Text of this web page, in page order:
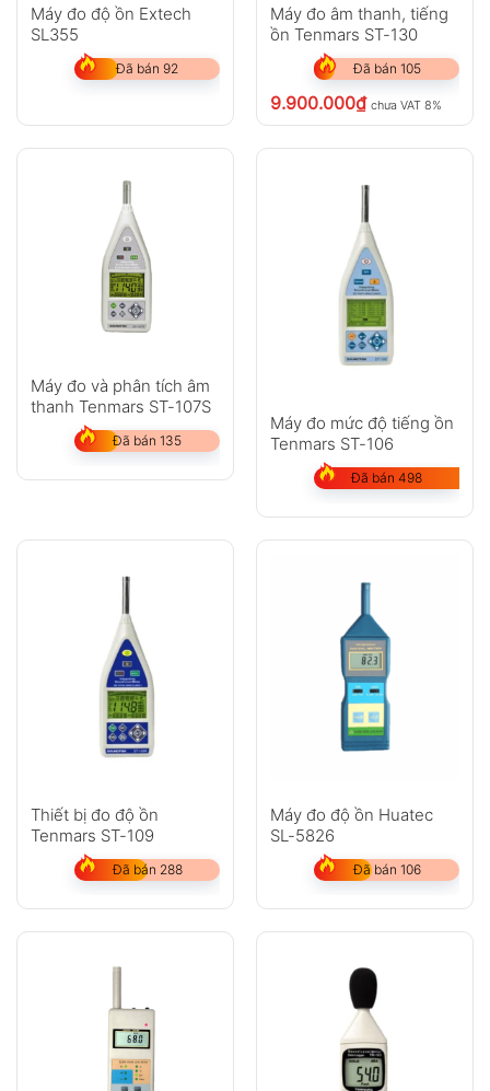
Máy đo độ ồn Extech
SL355
Đã bán 92
Máy đo âm thanh, tiếng
ồn Tenmars ST-130
Đã bán 105
9.900.000₫ chưa VAT 8%
Máy đo và phân tích âm
thanh Tenmars ST-107S
Đã bán 135
Máy đo mức độ tiếng ồn
Tenmars ST-106
Đã bán 498
Thiết bị đo độ ồn
Tenmars ST-109
Đã bán 288
Máy đo độ ồn Huatec
SL-5826
Đã bán 106